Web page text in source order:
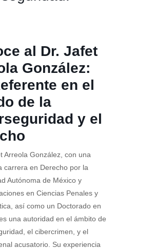
al Dr. Jafet
González:
en el
de la
y el
Arreola González, con una
carrera en Derecho por la
Autónoma de México y
en Ciencias Penales y
así como un Doctorado en
una autoridad en el ámbito de
el cibercrimen, y el
acusatorio. Su experiencia